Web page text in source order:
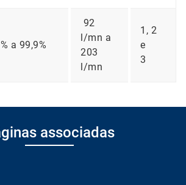
a 99,9%
92
l/mn a
203
l/mn
1, 2
e
3
associadas